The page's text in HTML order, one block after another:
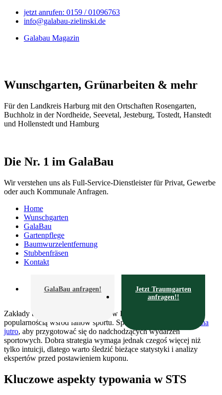
jetzt anrufen: 0159 / 01096763
info@galabau-zielinski.de
Galabau Magazin
Wunschgarten, Grünarbeiten & mehr
Für den Landkreis Harburg mit den Ortschaften Rosengarten,
Buchholz in der Nordheide, Seevetal, Jesteburg, Tostedt, Hanstedt
und Hollenstedt und Hamburg
Die Nr. 1 im GalaBau
Wir verstehen uns als Full-Service-Dienstleister für Privat, Gewerbe
oder auch Kommunale Anfragen.
Home
Wunschgarten
GalaBau
Gartenpflege
Baumwurzelentfernung
Stubbenfräsen
Kontakt
GalaBau anfragen!
Jetzt Traumgarten
anfragen!!
Zakłady bukmacherskie cieszą się w Polsce niesłabnącą
popularnością wśród fanów sportu. Sprawdź już dziś
sts oferta na
jutro, aby przygotować się do nadchodzących wydarzeń
sportowych. Dobra strategia wymaga jednak czegoś więcej niż
tylko intuicji, dlatego warto śledzić bieżące statystyki i analizy
ekspertów przed postawieniem kuponu.
Kluczowe aspekty typowania w STS